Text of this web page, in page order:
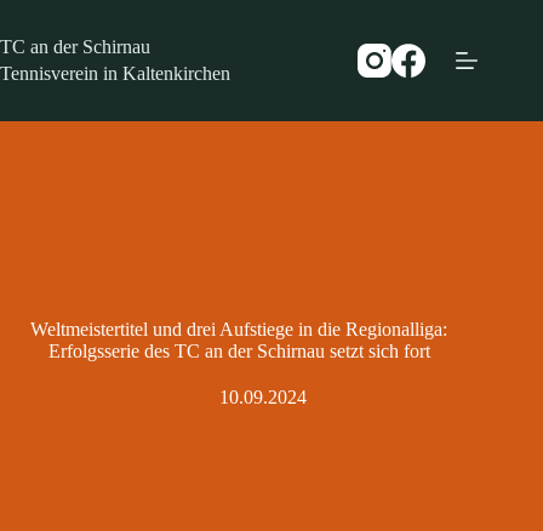
springen
TC an der Schirnau
Tennisverein in Kaltenkirchen
Weltmeistertitel und drei Aufstiege in die Regionalliga:
Erfolgsserie des TC an der Schirnau setzt sich fort
10.09.2024